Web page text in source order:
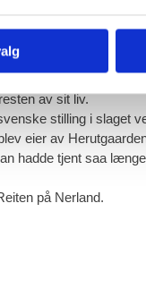
Pensjon for resten av
av sit liv.
stilling i slaget
eier av
hadde tjent saa
på Nerland.